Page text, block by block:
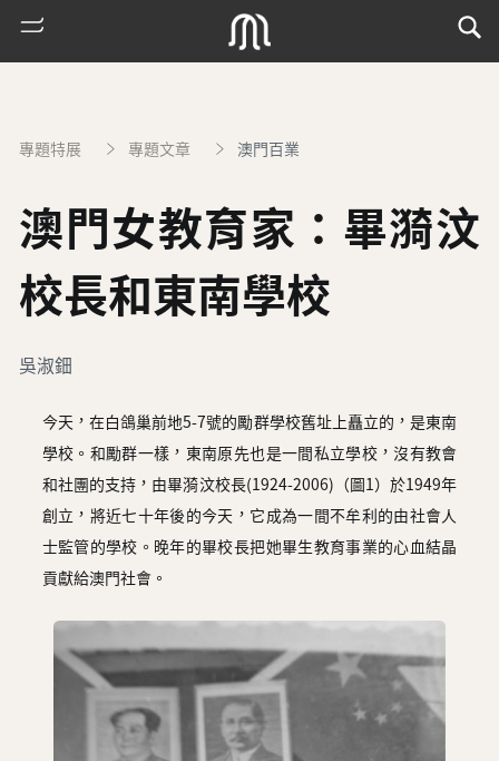
專題特展 專題文章 澳門百業
澳門女教育家：畢漪汶
校長和東南學校
吳淑鈿
今天，在白鴿巢前地5-7號的勵群學校舊址上矗立的，是東南
學校。和勵群一樣，東南原先也是一間私立學校，沒有教會
和社團的支持，由畢漪汶校長(1924-2006)（圖1）於1949年
創立，將近七十年後的今天，它成為一間不牟利的由社會人
士監管的學校。晚年的畢校長把她畢生教育事業的心血結晶
貢獻給澳門社會。